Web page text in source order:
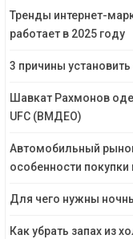
Тренды интернет-
работает в 2025 году
3 причины
Шавкат Рахмонов
UFC (ВМДЕО)
Автомобильный
особенности
Для чего нужны
Как убрать запах из